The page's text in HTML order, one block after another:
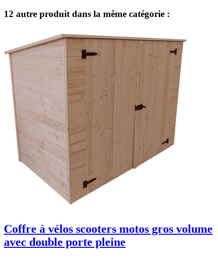
12 autre produit dans la même catégorie :
Coffre à vélos scooters motos gros volume
avec double porte pleine